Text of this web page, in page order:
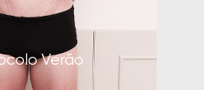
Verão